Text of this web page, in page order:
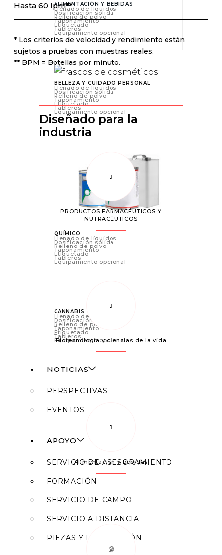
ALIMENTACIÓN Y BEBIDAS
Llenado de líquidos
Dosificación sólida
Relleno de polvo
Taponamiento
Etiquetado
Tableros
Equipamiento opcional
BELLEZA Y CUIDADO PERSONAL
Llenado de líquidos
Dosificación sólida
Relleno de polvo
Taponamiento
Etiquetado
Tableros
Equipamiento opcional
QUÍMICO
Llenado de líquidos
Dosificación sólida
Relleno de polvo
Taponamiento
Etiquetado
Tableros
Equipamiento opcional
CANNABIS
Llenado de líquidos
Dosificación sólida
Relleno de polvo
Taponamiento
Etiquetado
Tableros
Equipamiento opcional
NOTICIAS
PERSPECTIVAS
EVENTOS
APOYO
SERVICIO DE ASESORAMIENTO
FORMACIÓN
SERVICIO DE CAMPO
SERVICIO A DISTANCIA
PIEZAS Y FABRICACIÓN
Hasta 60 lpm**
* Los criterios de velocidad y rendimiento están
sujetos a pruebas con muestras reales.
** BPM = Botellas por minuto.
Diseñado para la
industria
PRODUCTOS FARMACÉUTICOS Y
NUTRACÉUTICOS
Biotecnología y ciencias de la vida
Alimentación y bebidas